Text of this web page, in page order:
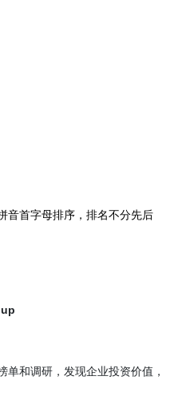
音首字母排序，排名不分先后
和调研，发现企业投资价值，